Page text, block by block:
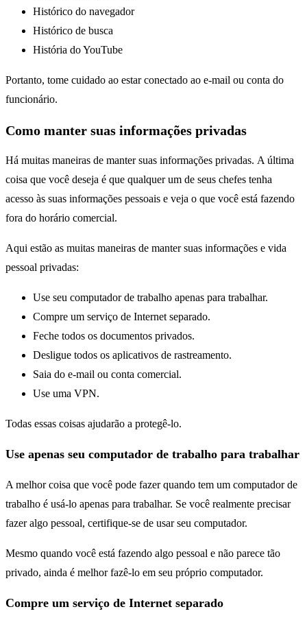
Histórico do navegador
Histórico de busca
História do YouTube
Portanto, tome cuidado ao estar conectado ao e-mail ou conta do
funcionário.
Como manter suas informações privadas
Há muitas maneiras de manter suas informações privadas. A última
coisa que você deseja é que qualquer um de seus chefes tenha
acesso às suas informações pessoais e veja o que você está fazendo
fora do horário comercial.
Aqui estão as muitas maneiras de manter suas informações e vida
pessoal privadas:
Use seu computador de trabalho apenas para trabalhar.
Compre um serviço de Internet separado.
Feche todos os documentos privados.
Desligue todos os aplicativos de rastreamento.
Saia do e-mail ou conta comercial.
Use uma VPN.
Todas essas coisas ajudarão a protegê-lo.
Use apenas seu computador de trabalho para trabalhar
A melhor coisa que você pode fazer quando tem um computador de
trabalho é usá-lo apenas para trabalhar. Se você realmente precisar
fazer algo pessoal, certifique-se de usar seu computador.
Mesmo quando você está fazendo algo pessoal e não parece tão
privado, ainda é melhor fazê-lo em seu próprio computador.
Compre um serviço de Internet separado